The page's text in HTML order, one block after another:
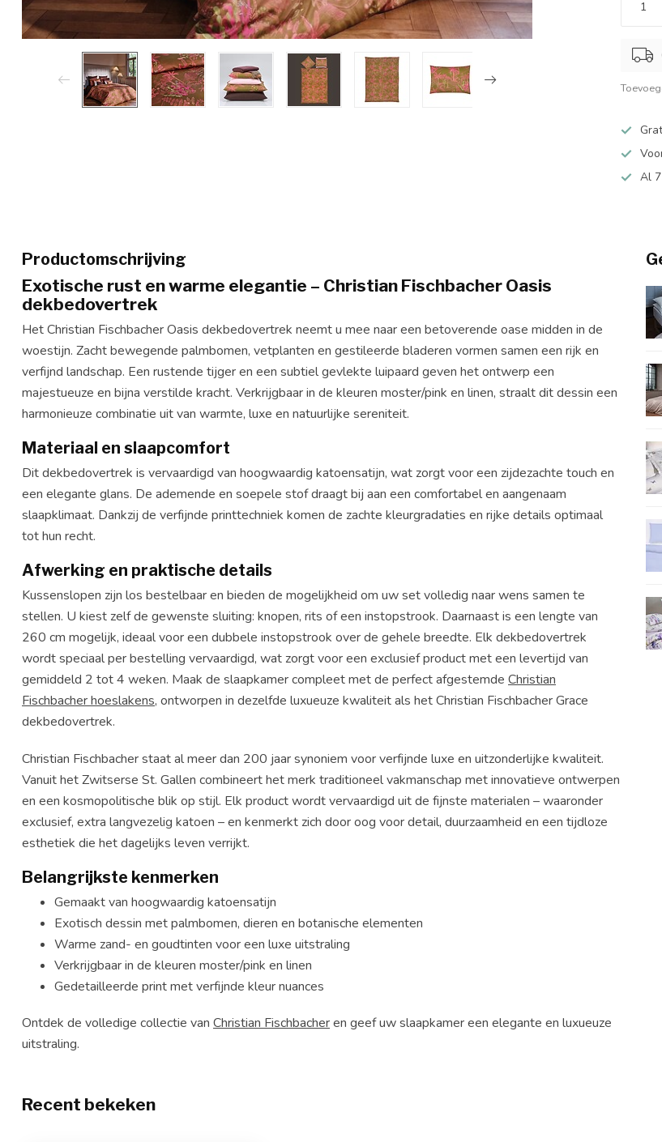
Al
Productomschrijving
Exotische rust en warme elegantie – Christian Fischbacher Oasis
dekbedovertrek
Het Christian Fischbacher Oasis dekbedovertrek neemt u mee naar een betoverende oase midden in de
woestijn. Zacht bewegende palmbomen, vetplanten en gestileerde bladeren vormen samen een rijk en
verfijnd landschap. Een rustende tijger en een subtiel gevlekte luipaard geven het ontwerp een
majestueuze en bijna verstilde kracht. Verkrijgbaar in de kleuren moster/pink en linen, straalt dit dessin een
harmonieuze combinatie uit van warmte, luxe en natuurlijke sereniteit.
Materiaal en slaapcomfort
Dit dekbedovertrek is vervaardigd van hoogwaardig katoensatijn, wat zorgt voor een zijdezachte touch en
een elegante glans. De ademende en soepele stof draagt bij aan een comfortabel en aangenaam
slaapklimaat. Dankzij de verfijnde printtechniek komen de zachte kleurgradaties en rijke details optimaal
tot hun recht.
Afwerking en praktische details
Kussenslopen zijn los bestelbaar en bieden de mogelijkheid om uw set volledig naar wens samen te
stellen. U kiest zelf de gewenste sluiting: knopen, rits of een instopstrook. Daarnaast is een lengte van
260 cm mogelijk, ideaal voor een dubbele instopstrook over de gehele breedte. Elk dekbedovertrek
wordt speciaal per bestelling vervaardigd, wat zorgt voor een exclusief product met een levertijd van
gemiddeld 2 tot 4 weken. Maak de slaapkamer compleet met de perfect afgestemde Christian
Fischbacher hoeslakens, ontworpen in dezelfde luxueuze kwaliteit als het Christian Fischbacher Grace
dekbedovertrek.
Christian Fischbacher staat al meer dan 200 jaar synoniem voor verfijnde luxe en uitzonderlijke kwaliteit.
Vanuit het Zwitserse St. Gallen combineert het merk traditioneel vakmanschap met innovatieve ontwerpen
en een kosmopolitische blik op stijl. Elk product wordt vervaardigd uit de fijnste materialen – waaronder
exclusief, extra langvezelig katoen – en kenmerkt zich door oog voor detail, duurzaamheid en een tijdloze
esthetiek die het dagelijks leven verrijkt.
Belangrijkste kenmerken
Gemaakt van hoogwaardig katoensatijn
Exotisch dessin met palmbomen, dieren en botanische elementen
Warme zand- en goudtinten voor een luxe uitstraling
Verkrijgbaar in de kleuren moster/pink en linen
Gedetailleerde print met verfijnde kleur nuances
Ontdek de volledige collectie van Christian Fischbacheren geef uw slaapkamer een elegante en luxueuze
uitstraling.
Recent bekeken